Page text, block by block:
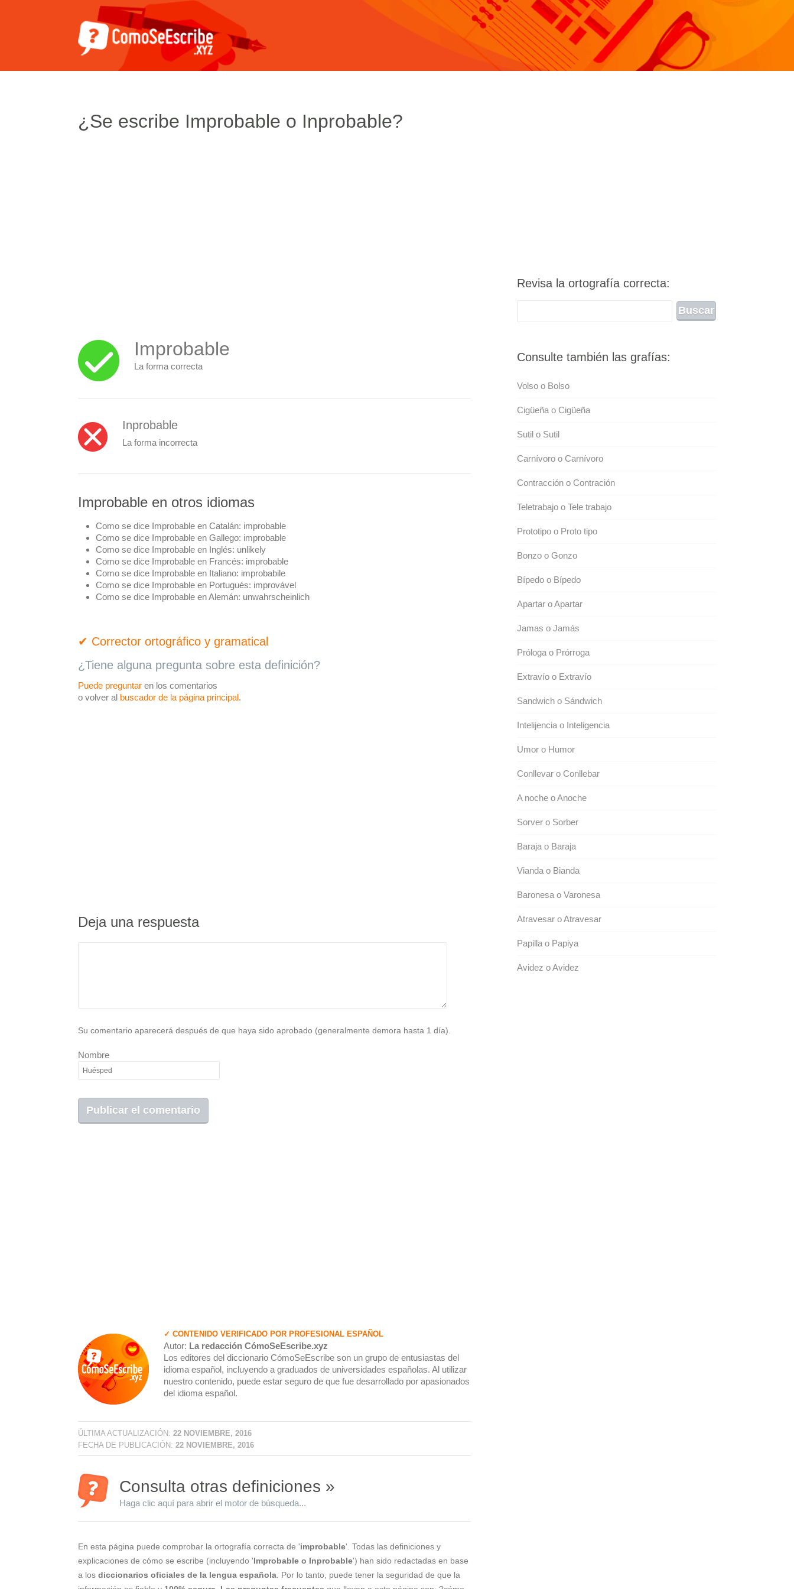
¿Se escribe Improbable o Inprobable?
Improbable
La forma correcta
Inprobable
La forma incorrecta
Improbable en otros idiomas
Como se dice Improbable en Catalán: improbable
Como se dice Improbable en Gallego: improbable
Como se dice Improbable en Inglés: unlikely
Como se dice Improbable en Francés: improbable
Como se dice Improbable en Italiano: improbabile
Como se dice Improbable en Portugués: improvável
Como se dice Improbable en Alemán: unwahrscheinlich
✔ Corrector ortográfico y gramatical
¿Tiene alguna pregunta sobre esta definición?
Puede preguntar en los comentarios
o volver al buscador de la página principal.
Deja una respuesta
Su comentario aparecerá después de que haya sido aprobado (generalmente demora hasta 1 día).
Nombre
✓ CONTENIDO VERIFICADO POR PROFESIONAL ESPAÑOL
Autor: La redacción CómoSeEscribe.xyz
Los editores del diccionario CómoSeEscribe son un grupo de entusiastas del
idioma español, incluyendo a graduados de universidades españolas. Al utilizar
nuestro contenido, puede estar seguro de que fue desarrollado por apasionados
del idioma español.
ÚLTIMA ACTUALIZACIÓN: 22 NOVIEMBRE, 2016
FECHA DE PUBLICACIÓN: 22 NOVIEMBRE, 2016
Consulta otras definiciones »
Haga clic aquí para abrir el motor de búsqueda...
En esta página puede comprobar la ortografía correcta de 'improbable'. Todas las definiciones y
explicaciones de cómo se escribe (incluyendo 'Improbable o Inprobable') han sido redactadas en base
a los diccionarios oficiales de la lengua española . Por lo tanto, puede tener la seguridad de que la
Revisa la ortografía correcta:
Consulte también las grafías:
Volso o Bolso
Cigüeña o Cigüeña
Sutil o Sutil
Carnívoro o Carnívoro
Contracción o Contración
Teletrabajo o Tele trabajo
Prototipo o Proto tipo
Bonzo o Gonzo
Bípedo o Bípedo
Apartar o Apartar
Jamas o Jamás
Próloga o Prórroga
Extravío o Extravío
Sandwich o Sándwich
Intelijencia o Inteligencia
Umor o Humor
Conllevar o Conllebar
A noche o Anoche
Sorver o Sorber
Baraja o Baraja
Vianda o Bianda
Baronesa o Varonesa
Atravesar o Atravesar
Papilla o Papiya
Avidez o Avidez